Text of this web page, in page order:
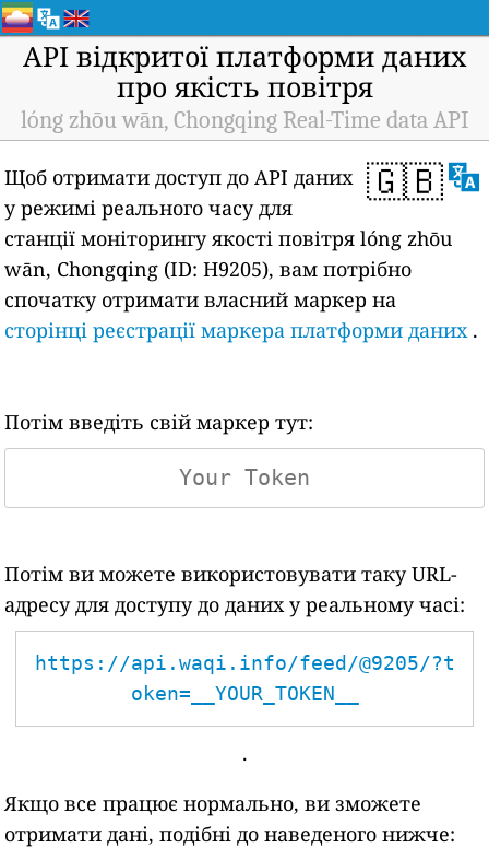
API відкритої платформи даних
про якість повітря
lóng zhōu wān, Chongqing Real-Time data API
🇬🇧
Щоб отримати доступ до API даних
у режимі реального часу для
станції моніторингу якості повітря lóng zhōu
wān, Chongqing (ID: H9205), вам потрібно
спочатку отримати власний маркер на
сторінці реєстрації маркера платформи даних.
Потім введіть свій маркер тут:
Потім ви можете використовувати таку URL-
адресу для доступу до даних у реальному часі:
https://api.waqi.info/feed/@9205/?t
oken=__YOUR_TOKEN__
.
Якщо все працює нормально, ви зможете
отримати дані, подібні до наведеного нижче: